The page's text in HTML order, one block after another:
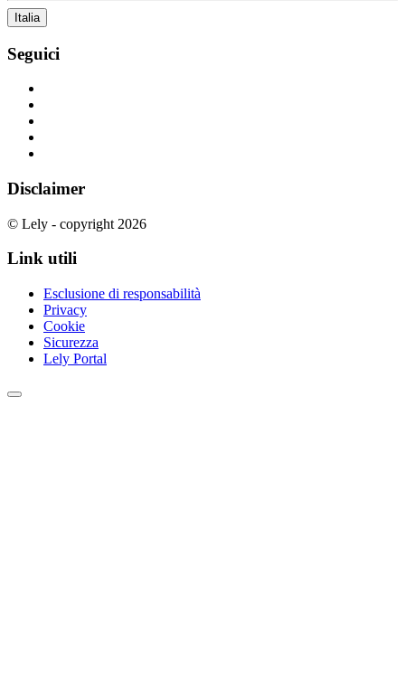
Italia
Seguici
Disclaimer
© Lely - copyright 2026
Link utili
Esclusione di responsabilità
Privacy
Cookie
Sicurezza
Lely Portal